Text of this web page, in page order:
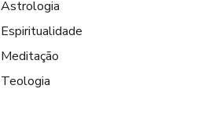
Astrologia
Espiritualidade
Meditação
Teologia